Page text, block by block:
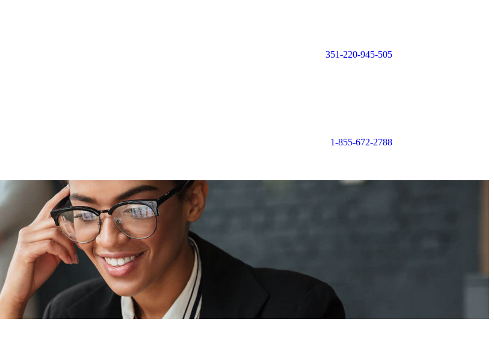
351-220-945-505
1-855-672-2788